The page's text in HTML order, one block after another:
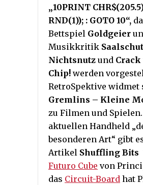
„10PRINT
RND(1)); : GOTO 10“,
Bettspiel Goldgeier
Musikkritik
Nichtsnutz und
Chip! werden
RetroSpektive widmet
Gremlins – Kleine
zu Filmen und
aktuellen Handheld
besonderen Art“ gibt
Artikel Shuffling Bits
Futuro Cube von
das Circuit-Board hat